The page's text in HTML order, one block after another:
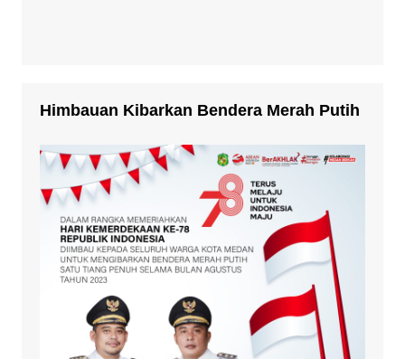
Himbauan Kibarkan Bendera Merah Putih